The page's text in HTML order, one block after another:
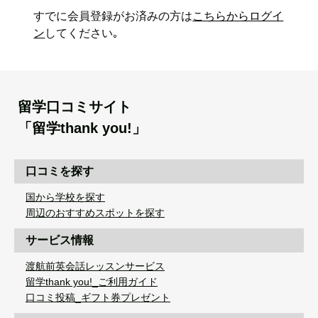
すでに会員登録がお済みの方はこちらからログイ
ン してください｡
留学口コミサイト
「留学thank you!」
口コミを探す
国から学校を探す
周辺のおすすめスポットを探す
サービス情報
渡航前英会話レッスンサービス
留学thank you!_ご利用ガイド
口コミ投稿_ギフト券プレゼント